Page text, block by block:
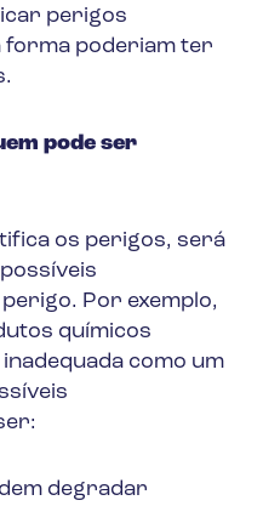
perigos
forma poderiam ter
pode ser
os perigos, será
Por exemplo,
químicos
como um
degradar